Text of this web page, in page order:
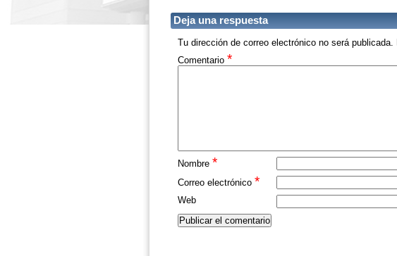
Deja una respuesta
Tu dirección de correo electrónico no será publicada.
Comentario *
Nombre *
Correo electrónico *
Web